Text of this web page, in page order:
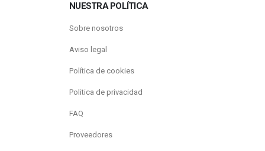
NUESTRA POLÍTICA
Sobre nosotros
Aviso legal
Política de cookies
Politica de privacidad
FAQ
Proveedores